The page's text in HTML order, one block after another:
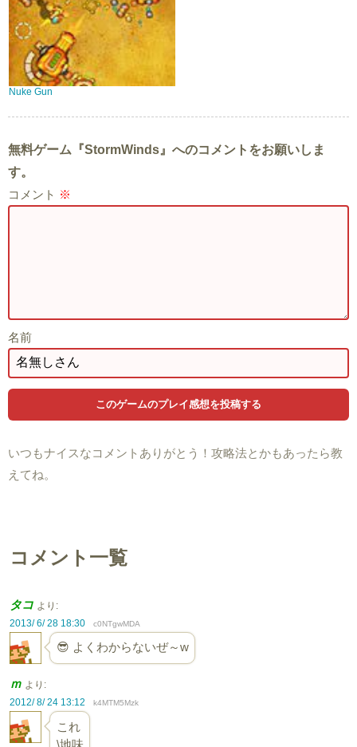
Nuke Gun
無料ゲーム『StormWinds』へのコメントをお願いしま
す。
コメント ※
名前
いつもナイスなコメントありがとう！攻略法とかもあったら教
えてね。
コメント一覧
タコ より:
2013/ 6/ 28 18:30
c0NTgwMDA
😎 よくわからないぜ～w
ｍ より:
2012/ 8/ 24 13:12
k4MTM5Mzk
これ
\地味